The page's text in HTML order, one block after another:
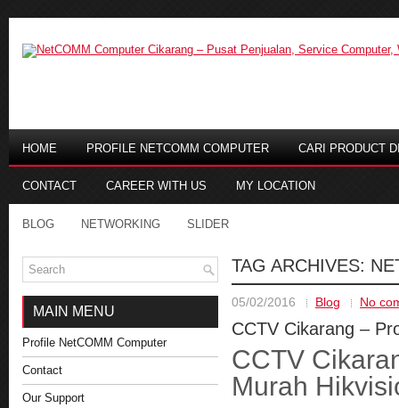
HOME PROFILE NETCOMM COMPUTER CARI PRODUCT
CONTACT CAREER WITH US MY LOCATION
BLOG NETWORKING SLIDER
TAG ARCHIVES:
05/02/2016 Blog No
CCTV Cikarang –
CCTV
Murah
MAIN MENU
Profile NetCOMM Computer
Contact
Our Support